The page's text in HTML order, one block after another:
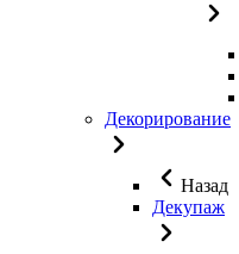
Декорирование
Назад
Декупаж